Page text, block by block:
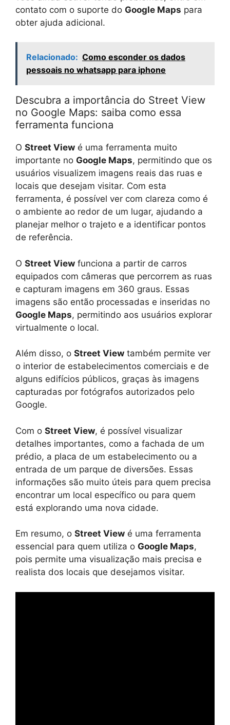
contato com o suporte do Google Maps para
obter ajuda adicional.
Relacionado: Como esconder os dados
pessoais no whatsapp para iphone
Descubra a importância do Street View
no Google Maps: saiba como essa
ferramenta funciona
O Street View é uma ferramenta muito
importante no Google Maps, permitindo que os
usuários visualizem imagens reais das ruas e
locais que desejam visitar. Com esta
ferramenta, é possível ver com clareza como é
o ambiente ao redor de um lugar, ajudando a
planejar melhor o trajeto e a identificar pontos
de referência.
O Street View funciona a partir de carros
equipados com câmeras que percorrem as ruas
e capturam imagens em 360 graus. Essas
imagens são então processadas e inseridas no
Google Maps, permitindo aos usuários explorar
virtualmente o local.
Além disso, o Street View também permite ver
o interior de estabelecimentos comerciais e de
alguns edifícios públicos, graças às imagens
capturadas por fotógrafos autorizados pelo
Google.
Com o Street View, é possível visualizar
detalhes importantes, como a fachada de um
prédio, a placa de um estabelecimento ou a
entrada de um parque de diversões. Essas
informações são muito úteis para quem precisa
encontrar um local específico ou para quem
está explorando uma nova cidade.
Em resumo, o Street View é uma ferramenta
essencial para quem utiliza o Google Maps,
pois permite uma visualização mais precisa e
realista dos locais que desejamos visitar.